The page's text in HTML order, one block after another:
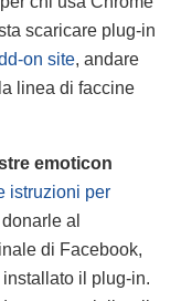
scaricare plug-in
on site, andare
linea di faccine
emoticon
istruzioni per
al
di Facebook,
il plug-in.